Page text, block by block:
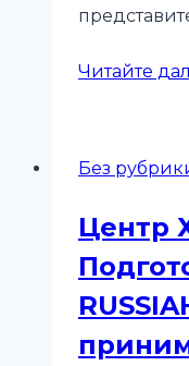
Читайте
Без
Центр